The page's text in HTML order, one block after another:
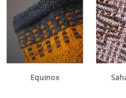
Equinox